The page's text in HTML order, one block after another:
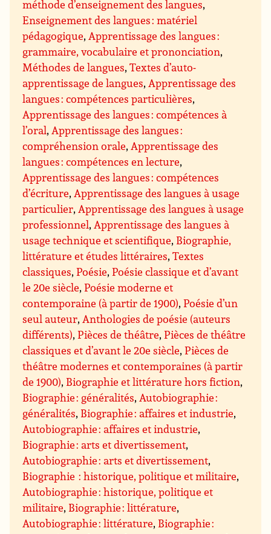
méthode d’enseignement des langues,
Enseignement des langues : matériel
pédagogique,Apprentissage des langues :
grammaire, vocabulaire et prononciation,
Méthodes de langues,Textes d’auto-
apprentissage de langues,Apprentissage des
langues : compétences particulières,
Apprentissage des langues : compétences à
l’oral,Apprentissage des langues :
compréhension orale,Apprentissage des
langues : compétences en lecture,
Apprentissage des langues : compétences
d’écriture,Apprentissage des langues à usage
particulier,Apprentissage des langues à usage
professionnel,Apprentissage des langues à
usage technique et scientifique, Biographie,
littérature et études littéraires,Textes
classiques,Poésie,Poésie classique et d’avant
le 20e siècle,Poésie moderne et
contemporaine (à partir de 1900),Poésie d’un
seul auteur,Anthologies de poésie (auteurs
différents),Pièces de théâtre,Pièces de théâtre
classiques et d’avant le 20e siècle,Pièces de
théâtre modernes et contemporaines (à partir
de 1900), Biographie et littérature hors fiction,
Biographie : généralités,Autobiographie :
généralités, Biographie : affaires et industrie,
Autobiographie : affaires et industrie,
Biographie : arts et divertissement,
Autobiographie : arts et divertissement,
Biographie : historique, politique et militaire,
Autobiographie : historique, politique et
militaire, Biographie : littérature,
Autobiographie : littérature, Biographie :